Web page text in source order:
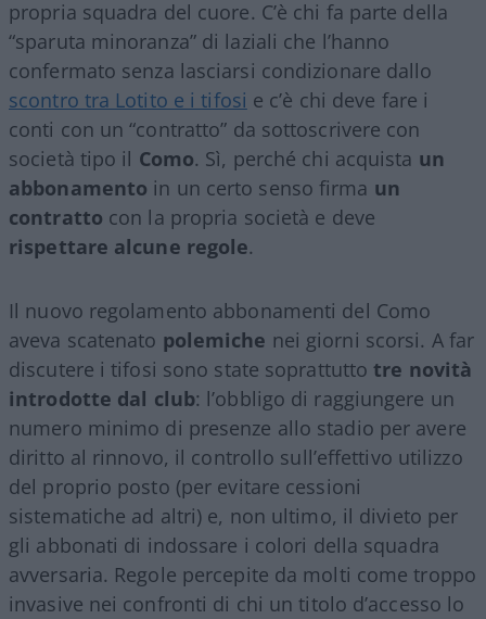
propria squadra del cuore. C’è chi fa parte della
“sparuta minoranza” di laziali che l’hanno
confermato senza lasciarsi condizionare dallo
scontro tra Lotito e i tifosi e c’è chi deve fare i
conti con un “contratto” da sottoscrivere con
società tipo il Como. Sì, perché chi acquista un
abbonamento in un certo senso firma un
contratto con la propria società e deve
rispettare alcune regole.
Il nuovo regolamento abbonamenti del Como
aveva scatenato polemiche nei giorni scorsi. A far
discutere i tifosi sono state soprattutto tre novità
introdotte dal club: l’obbligo di raggiungere un
numero minimo di presenze allo stadio per avere
diritto al rinnovo, il controllo sull’effettivo utilizzo
del proprio posto (per evitare cessioni
sistematiche ad altri) e, non ultimo, il divieto per
gli abbonati di indossare i colori della squadra
avversaria. Regole percepite da molti come troppo
invasive nei confronti di chi un titolo d’accesso lo